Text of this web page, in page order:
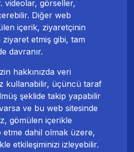
videolar, görseller,
Diğer web
içerik, ziyaretçinin
etmiş gibi, tam
davranır.
hakkınızda veri
kullanabilir, üçüncü taraf
şeklide takip yapabilir
ve bu web sitesinde
gömülen içerikle
etme dahil olmak üzere,
etkileşiminizi izleyebilir.